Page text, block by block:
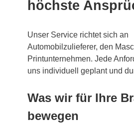
höchste
Unser Service richtet sich an
Automobilzulieferer, den
Printunternehmen. Jede
uns individuell geplant und
Was wir für Ihre
bewegen